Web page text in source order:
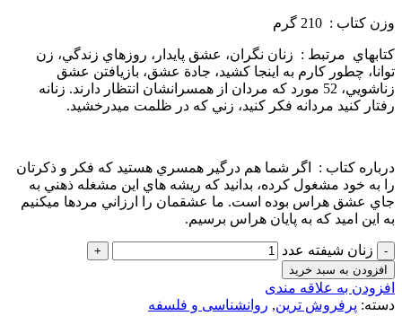
وزن كتاب : 210 گرم
كتاب­هاي مرتبط : زنان نگران، عشق پايدار، روزهاي زندگي، زن
توانا، چطور كارم به اينجا كشيد، جادة عشق، بازيافتن عشق
زناشويي، 52 مورد كه مردان از همسرانشان انتظار دارند. زنانه
رفتار كنيد مردانه فكر كنيد، زني كه در ظلمت مي­درخشيد.­
درباره كتاب : اگر شما هم درگير همسري هستيد كه فكر و ذكرتان
را به خود مشغول كرده، بدانيد كه ريشه­ هاي اين مشغله ذهني به
جاي عشق هراس بوده است. ما عشقمان را ارزاني مردها مي­كنيم
به اين اميد كه به پايان هراس برسيم.
زنان شیفته عدد
افزودن به سبد خرید
افزودن به علاقه مندی
دسته: پرفروش ترین, روانشناسی و فلسفه